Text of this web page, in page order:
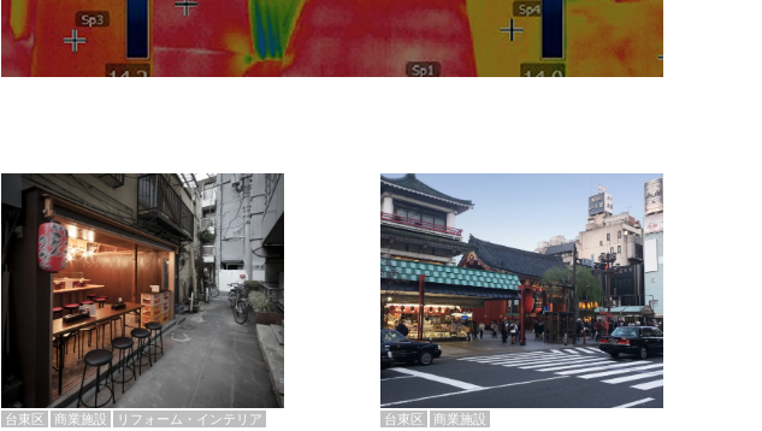
台東区 商業施設 リフォーム・インテリア 台東区 商業施設